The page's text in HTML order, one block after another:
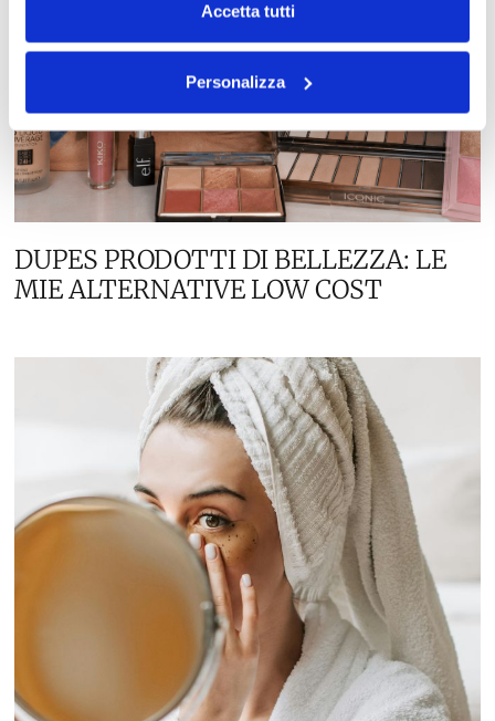
Accetta tutti
Personalizza
DUPES PRODOTTI DI BELLEZZA: LE
MIE ALTERNATIVE LOW COST